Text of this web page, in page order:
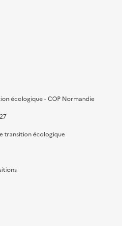
écologique - COP Normandie
transition écologique